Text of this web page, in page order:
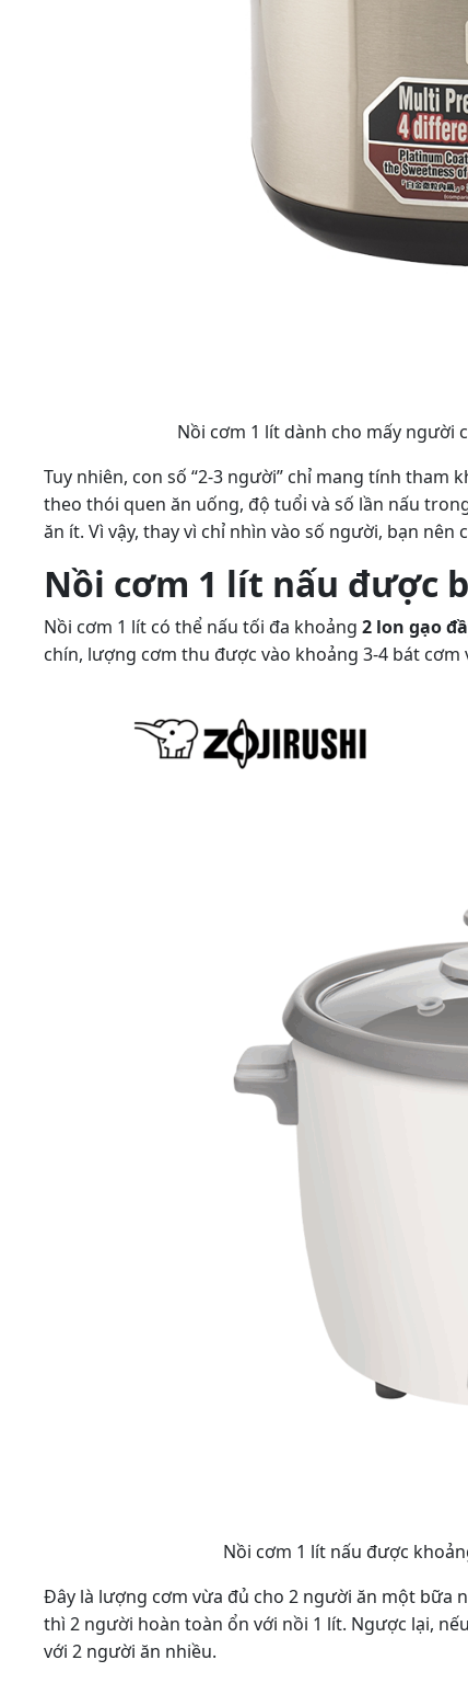
Nồi cơm 1 lít dành cho mấy người
Tuy nhiên, con số “2-3 người” chỉ mang tính
theo thói quen ăn uống, độ tuổi và số lần nấu
ăn ít. Vì vậy, thay vì chỉ nhìn vào số người, bạn
Nồi cơm 1 lít nấu được
Nồi cơm 1 lít có thể nấu tối đa khoảng 2 lon gạo
chín, lượng cơm thu được vào khoảng 3-4 bát cơm
Nồi cơm 1 lít nấu được
Đây là lượng cơm vừa đủ cho 2 người ăn một bữa
thì 2 người hoàn toàn ổn với nồi 1 lít. Ngược lại,
với 2 người ăn nhiều.